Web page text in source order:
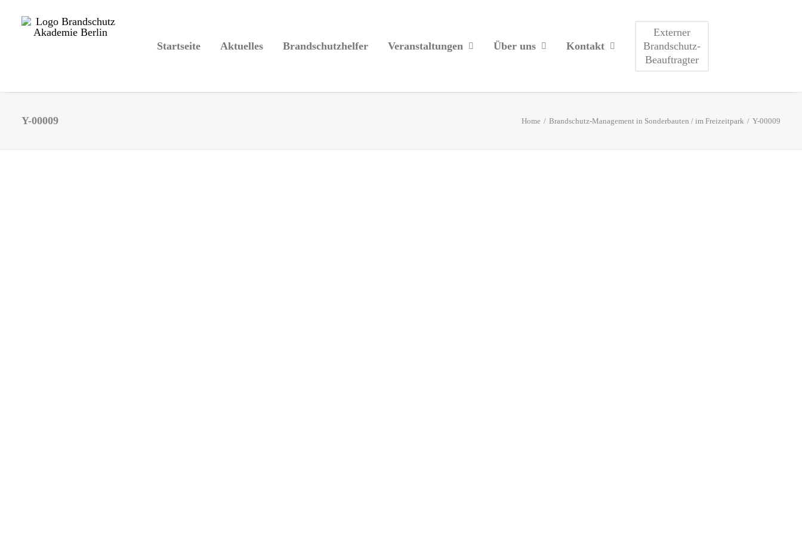
Startseite Aktuelles Brandschutzhelfer Veranstaltungen Über uns Kontakt
Externer
Brandschutz-
Beauftragter
Y-00009 Home Brandschutz-Management in Sonderbauten / im Freizeitpark Y-00009